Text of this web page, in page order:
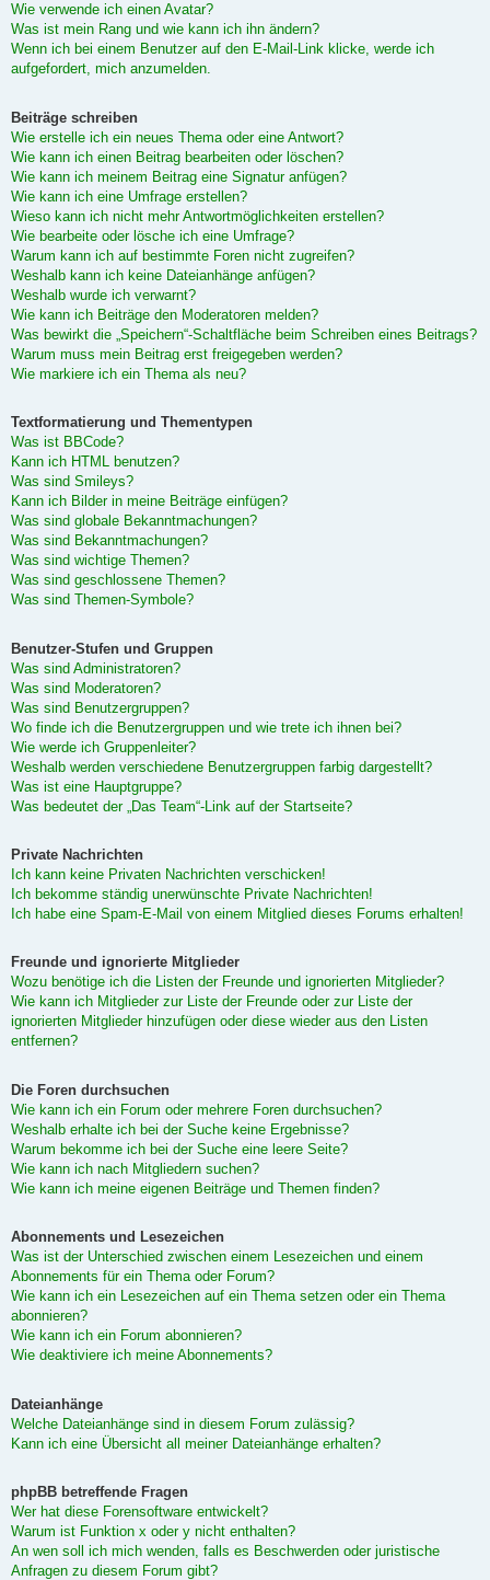
Wie verwende ich einen Avatar?
Was ist mein Rang und wie kann ich ihn ändern?
Wenn ich bei einem Benutzer auf den E-Mail-Link klicke, werde ich
aufgefordert, mich anzumelden.
Beiträge schreiben
Wie erstelle ich ein neues Thema oder eine Antwort?
Wie kann ich einen Beitrag bearbeiten oder löschen?
Wie kann ich meinem Beitrag eine Signatur anfügen?
Wie kann ich eine Umfrage erstellen?
Wieso kann ich nicht mehr Antwortmöglichkeiten erstellen?
Wie bearbeite oder lösche ich eine Umfrage?
Warum kann ich auf bestimmte Foren nicht zugreifen?
Weshalb kann ich keine Dateianhänge anfügen?
Weshalb wurde ich verwarnt?
Wie kann ich Beiträge den Moderatoren melden?
Was bewirkt die „Speichern“-Schaltfläche beim Schreiben eines Beitrags?
Warum muss mein Beitrag erst freigegeben werden?
Wie markiere ich ein Thema als neu?
Textformatierung und Thementypen
Was ist BBCode?
Kann ich HTML benutzen?
Was sind Smileys?
Kann ich Bilder in meine Beiträge einfügen?
Was sind globale Bekanntmachungen?
Was sind Bekanntmachungen?
Was sind wichtige Themen?
Was sind geschlossene Themen?
Was sind Themen-Symbole?
Benutzer-Stufen und Gruppen
Was sind Administratoren?
Was sind Moderatoren?
Was sind Benutzergruppen?
Wo finde ich die Benutzergruppen und wie trete ich ihnen bei?
Wie werde ich Gruppenleiter?
Weshalb werden verschiedene Benutzergruppen farbig dargestellt?
Was ist eine Hauptgruppe?
Was bedeutet der „Das Team“-Link auf der Startseite?
Private Nachrichten
Ich kann keine Privaten Nachrichten verschicken!
Ich bekomme ständig unerwünschte Private Nachrichten!
Ich habe eine Spam-E-Mail von einem Mitglied dieses Forums erhalten!
Freunde und ignorierte Mitglieder
Wozu benötige ich die Listen der Freunde und ignorierten Mitglieder?
Wie kann ich Mitglieder zur Liste der Freunde oder zur Liste der
ignorierten Mitglieder hinzufügen oder diese wieder aus den Listen
entfernen?
Die Foren durchsuchen
Wie kann ich ein Forum oder mehrere Foren durchsuchen?
Weshalb erhalte ich bei der Suche keine Ergebnisse?
Warum bekomme ich bei der Suche eine leere Seite?
Wie kann ich nach Mitgliedern suchen?
Wie kann ich meine eigenen Beiträge und Themen finden?
Abonnements und Lesezeichen
Was ist der Unterschied zwischen einem Lesezeichen und einem
Abonnements für ein Thema oder Forum?
Wie kann ich ein Lesezeichen auf ein Thema setzen oder ein Thema
abonnieren?
Wie kann ich ein Forum abonnieren?
Wie deaktiviere ich meine Abonnements?
Dateianhänge
Welche Dateianhänge sind in diesem Forum zulässig?
Kann ich eine Übersicht all meiner Dateianhänge erhalten?
phpBB betreffende Fragen
Wer hat diese Forensoftware entwickelt?
Warum ist Funktion x oder y nicht enthalten?
An wen soll ich mich wenden, falls es Beschwerden oder juristische
Anfragen zu diesem Forum gibt?